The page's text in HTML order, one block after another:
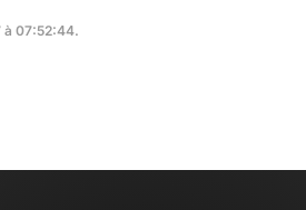
à 07:52:44.